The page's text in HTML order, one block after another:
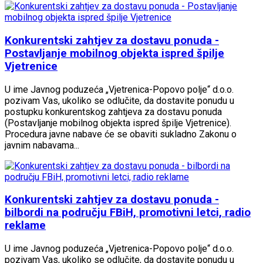
Konkurentski zahtjev za dostavu ponuda -
Postavljanje mobilnog objekta ispred špilje
Vjetrenice
U ime Javnog poduzeća „Vjetrenica-Popovo polje“ d.o.o.
pozivam Vas, ukoliko se odlučite, da dostavite ponudu u
postupku konkurentskog zahtjeva za dostavu ponuda
(Postavljanje mobilnog objekta ispred špilje Vjetrenice).
Procedura javne nabave će se obaviti sukladno Zakonu o
javnim nabavama...
Konkurentski zahtjev za dostavu ponuda -
bilbordi na području FBiH, promotivni letci, radio
reklame
U ime Javnog poduzeća „Vjetrenica-Popovo polje“ d.o.o.
pozivam Vas, ukoliko se odlučite, da dostavite ponudu u